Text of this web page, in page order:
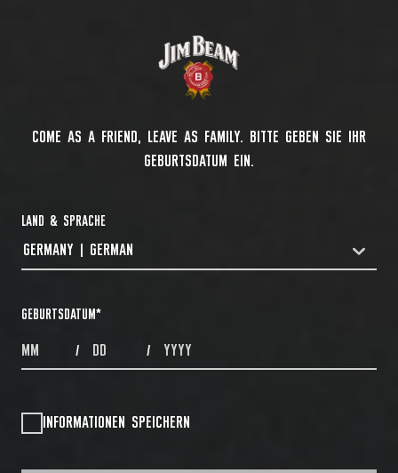
COME AS A FRIEND, LEAVE AS FAMILY. BITTE GEBEN SIE IHR
GEBURTSDATUM EIN.
LAND & SPRACHE
COUNTRYDROPDOWN
GERMANY | GERMAN
GEBURTSDATUM*
MONTHS / DAYS / YEAR
INFORMATIONEN SPEICHERN